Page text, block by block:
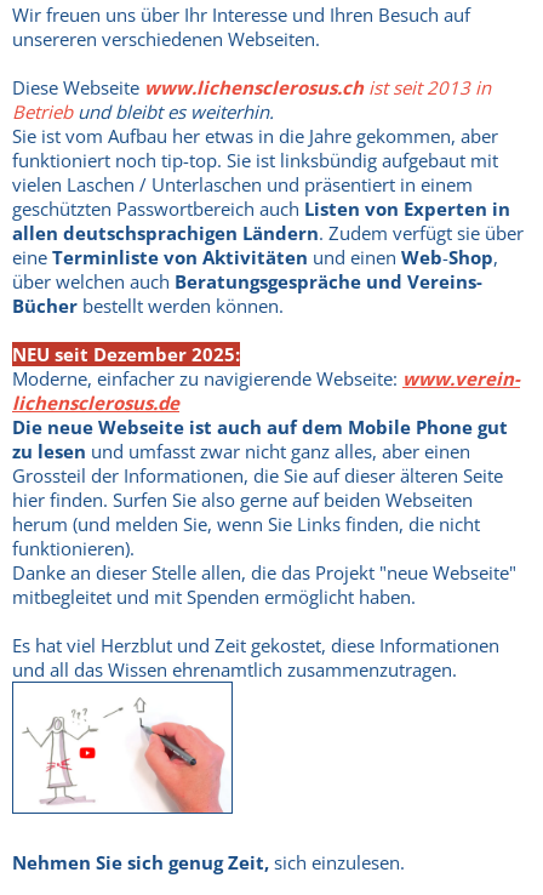
Wir freuen uns über Ihr Interesse und Ihren Besuch auf
unsereren verschiedenen Webseiten.
Diese Webseite www.lichensclerosus.chist seit 2013 in
Betriebund bleibt es weiterhin.
Sie ist vom Aufbau her etwas in die Jahre gekommen, aber
funktioniert noch tip-top. Sie ist linksbündig aufgebaut mit
vielen Laschen / Unterlaschen und präsentiert in einem
geschützten Passwortbereich auch Listen von Experten in
allen deutschsprachigen Ländern. Zudem verfügt sie über
eine Terminliste von Aktivitäten und einen Web-Shop,
über welchen auch Beratungsgespräche und Vereins-
Bücher bestellt werden können.
NEU seit Dezember 2025:
Moderne, einfacher zu navigierende Webseite: www.verein-
lichensclerosus.de
Die neue Webseite ist auch auf dem Mobile Phone gut
zu lesen und umfasst zwar nicht ganz alles, aber einen
Grossteil der Informationen, die Sie auf dieser älteren Seite
hier finden. Surfen Sie also gerne auf beiden Webseiten
herum (und melden Sie, wenn Sie Links finden, die nicht
funktionieren).
Danke an dieser Stelle allen, die das Projekt "neue Webseite"
mitbegleitet und mit Spenden ermöglicht haben.
Es hat viel Herzblut und Zeit gekostet, diese Informationen
und all das Wissen ehrenamtlich zusammenzutragen.
Nehmen Sie sich genug Zeit, sich einzulesen.